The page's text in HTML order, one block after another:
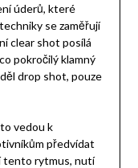
úderů, které
se zaměřují
clear shot posílá
pokročilý klamný
drop shot, pouze
vedou k
předvídat
tento rytmus, nutí